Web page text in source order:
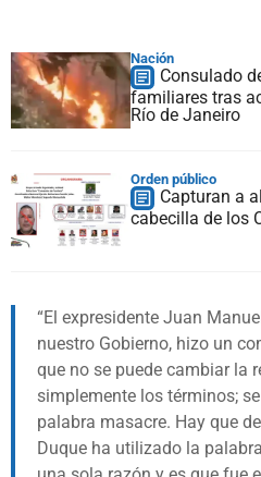
Nación
Consulado
familiares tras
Río de Janeiro
Orden público
Capturan a
cabecilla de los
El expresidente Juan
nuestro Gobierno, hizo un
que no se puede cambiar la
simplemente los términos;
palabra masacre. Hay que
Duque ha utilizado la